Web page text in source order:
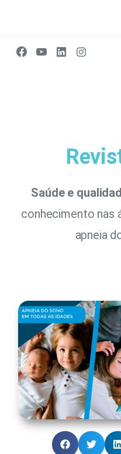
Saúde e
conhecimento nas
apneia